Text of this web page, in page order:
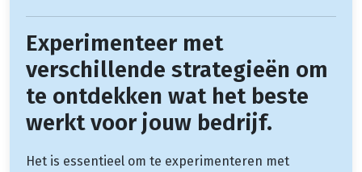
Experimenteer met
verschillende strategieën om
te ontdekken wat het beste
werkt voor jouw bedrijf.
Het is essentieel om te experimenteren met